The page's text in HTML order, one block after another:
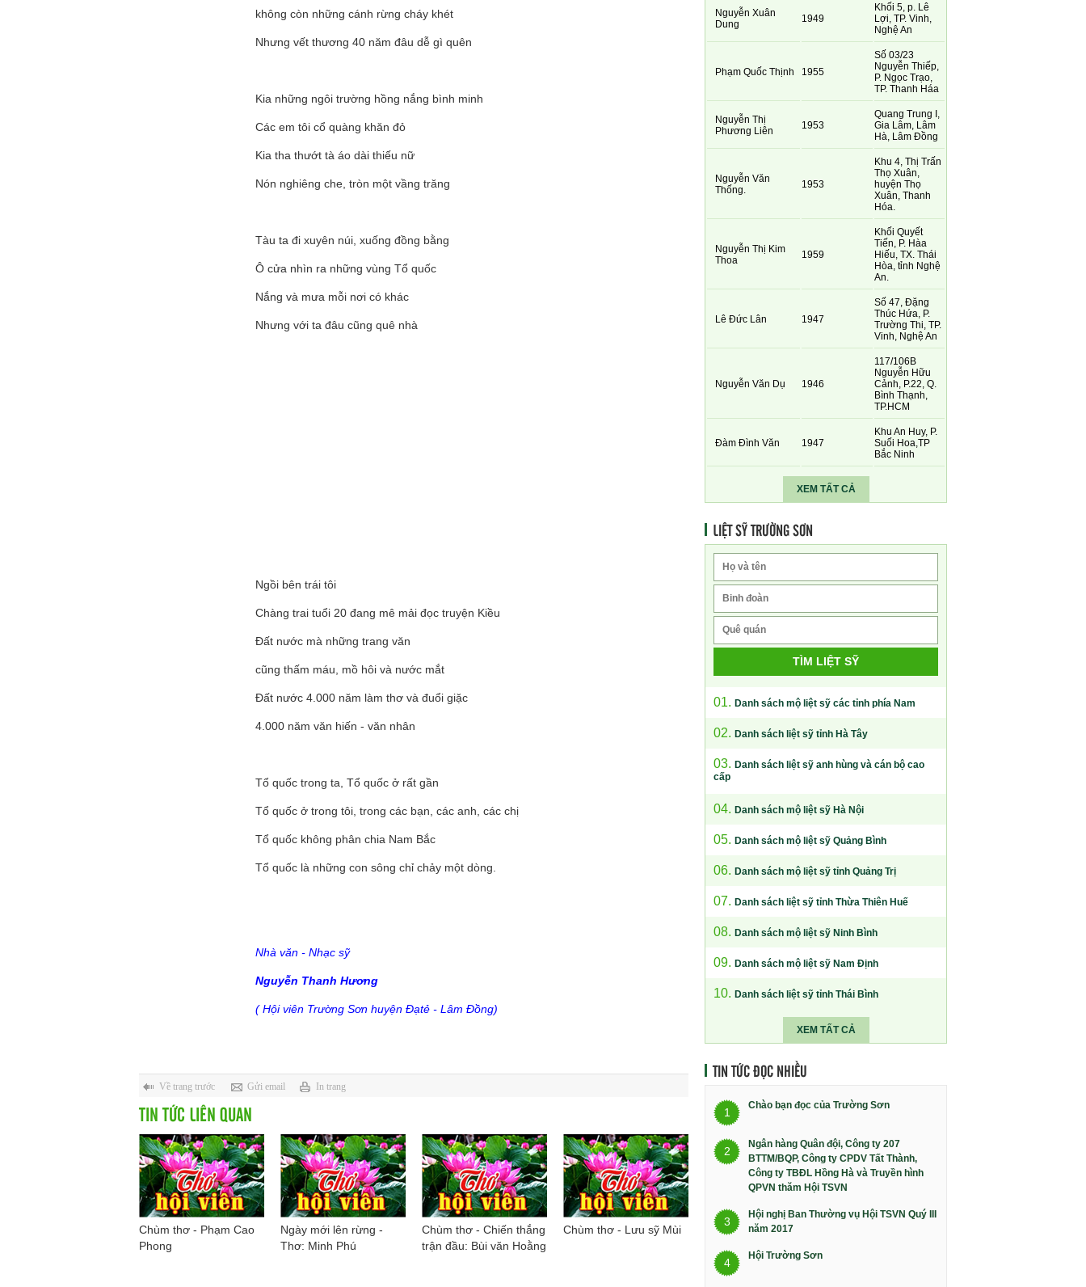
không còn những cánh rừng cháy khét
Nhưng vết thương 40 năm đâu dễ gì quên
Kia những ngôi trường hồng nắng bình minh
Các em tôi cổ quàng khăn đỏ
Kia tha thướt tà áo dài thiếu nữ
Nón nghiêng che, tròn một vầng trăng
Tàu ta đi xuyên núi, xuống đồng bằng
Ô cửa nhìn ra những vùng Tổ quốc
Nắng và mưa mỗi nơi có khác
Nhưng với ta đâu cũng quê nhà
Ngồi bên trái tôi
Chàng trai tuổi 20 đang mê mải đọc truyện Kiều
Đất nước mà những trang văn
cũng thấm máu, mồ hôi và nước mắt
Đất nước 4.000 năm làm thơ và đuổi giặc
4.000 năm văn hiến - văn nhân
Tổ quốc trong ta, Tổ quốc ở rất gần
Tổ quốc ở trong tôi, trong các bạn, các anh, các chị
Tổ quốc không phân chia Nam Bắc
Tổ quốc là những con sông chỉ chảy một dòng.
Nhà văn - Nhạc sỹ
Nguyễn Thanh Hương
( Hội viên Trường Sơn huyện Đạtẻ - Lâm Đồng)
Về trang trước Gửi email In trang
TIN TỨC LIÊN QUAN
Chùm thơ - Phạm Cao
Phong
Ngày mới lên rừng -
Thơ: Minh Phú
Chùm thơ - Chiến thắng
trận đầu: Bùi văn Hoằng
Chùm thơ - Lưu sỹ Mùi
Nguyễn Xuân
Dung
1949
Khối 5, p. Lê
Lợi, TP. Vinh,
Nghệ An
Phạm Quốc Thịnh 1955
Số 03/23
Nguyễn Thiếp,
P. Ngọc Trạo,
TP. Thanh Háa
Nguyễn Thị
Phương Liên
1953
Quang Trung I,
Gia Lâm, Lâm
Hà, Lâm Đồng
Nguyễn Văn
Thống.
1953
Khu 4, Thị Trấn
Thọ Xuân,
huyện Thọ
Xuân, Thanh
Hóa.
Nguyễn Thị Kim
Thoa
1959
Khối Quyết
Tiến, P. Hàa
Hiếu, TX. Thái
Hòa, tỉnh Nghệ
An.
Lê Đức Lân 1947
Số 47, Đặng
Thúc Hứa, P.
Trường Thi, TP.
Vinh, Nghệ An
Nguyễn Văn Dụ 1946
117/106B
Nguyễn Hữu
Cảnh, P.22, Q.
Bình Thạnh,
TP.HCM
Đàm Đình Văn 1947
Khu An Huy, P.
Suối Hoa,TP
Bắc Ninh
XEM TẤT CẢ
LIỆT SỸ TRƯỜNG SƠN
TÌM LIỆT SỸ
01. Danh sách mộ liệt sỹ các tỉnh phía Nam
02. Danh sách liệt sỹ tỉnh Hà Tây
03. Danh sách liệt sỹ anh hùng và cán bộ cao
cấp
04. Danh sách mộ liệt sỹ Hà Nội
05. Danh sách mộ liệt sỹ Quảng Bình
06. Danh sách mộ liệt sỹ tỉnh Quảng Trị
07. Danh sách liệt sỹ tỉnh Thừa Thiên Huế
08. Danh sách mộ liệt sỹ Ninh Bình
09. Danh sách mộ liệt sỹ Nam Định
10. Danh sách liệt sỹ tỉnh Thái Bình
XEM TẤT CẢ
TIN TỨC ĐỌC NHIỀU
1
Chào bạn đọc của Trường Sơn
2
Ngân hàng Quân đội, Công ty 207
BTTM/BQP, Công ty CPDV Tất Thành,
Công ty TBĐL Hồng Hà và Truyền hình
QPVN thăm Hội TSVN
3
Hội nghị Ban Thường vụ Hội TSVN Quý III
năm 2017
4
Hội Trường Sơn